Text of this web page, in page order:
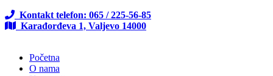
Kontakt telefon: 065 / 225-56-85
Karađorđeva 1, Valjevo 14000
Početna
O nama